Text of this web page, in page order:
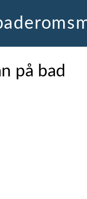
på bad